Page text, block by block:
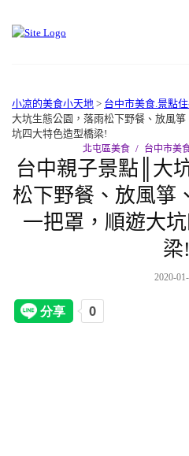
小凉的美食小天地 > 台中市美食.景點
大坑生態公園，落雨松下野餐、放風
坑四大特色造型橋梁!
北屯區美食 台中市美
台中親子景點║大
松下野餐、放風箏
一把罩，順遊大
梁!
2020-